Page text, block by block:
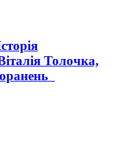
Толочка,